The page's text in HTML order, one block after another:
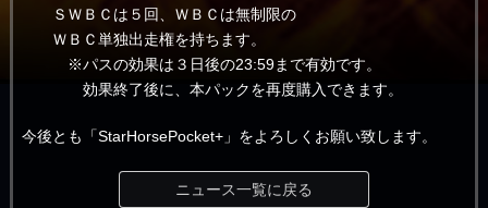
ＳＷＢＣは５回、ＷＢＣは無制限の
ＷＢＣ単独出走権を持ちます。
※パスの効果は３日後の23:59まで有効です。
効果終了後に、本パックを再度購入できます。
今後とも「StarHorsePocket+」をよろしくお願い致します。
ニュース一覧に戻る